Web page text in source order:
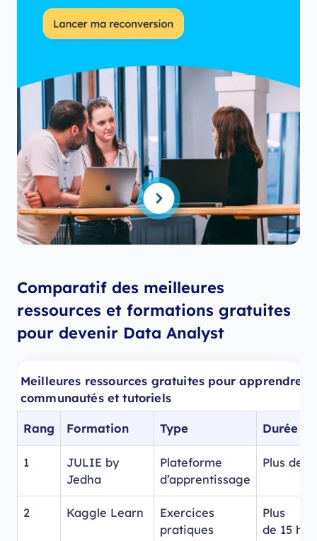
Comparatif des meilleures
ressources et formations gratuites
pour devenir Data Analyst
Meilleures ressources gratuites pour apprendre
communautés et tutoriels
Rang Formation Type Durée
1
JULIE by
Jedha
Plateforme
d’apprentissage
Plus de
2 Kaggle Learn
Exercices
pratiques
Plus
de 15